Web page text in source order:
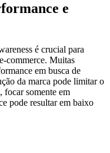
e
é crucial para
commerce. Muitas
em busca de
da marca pode limitar o
focar somente em
pode resultar em baixo